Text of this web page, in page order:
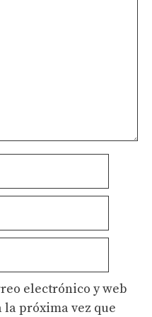
electrónico y web
la próxima vez que